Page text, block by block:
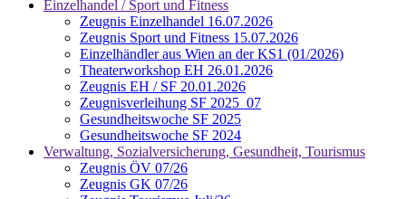
Einzelhandel / Sport und Fitness
Zeugnis Einzelhandel 16.07.2026
Zeugnis Sport und Fitness 15.07.2026
Einzelhändler aus Wien an der KS1 (01/2026)
Theaterworkshop EH 26.01.2026
Zeugnis EH / SF 20.01.2026
Zeugnisverleihung SF 2025_07
Gesundheitswoche SF 2025
Gesundheitswoche SF 2024
Verwaltung, Sozialversicherung, Gesundheit, Tourismus
Zeugnis ÖV 07/26
Zeugnis GK 07/26